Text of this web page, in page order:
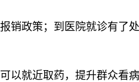
销政策；到医院就诊有了
以就近取药，提升群众看